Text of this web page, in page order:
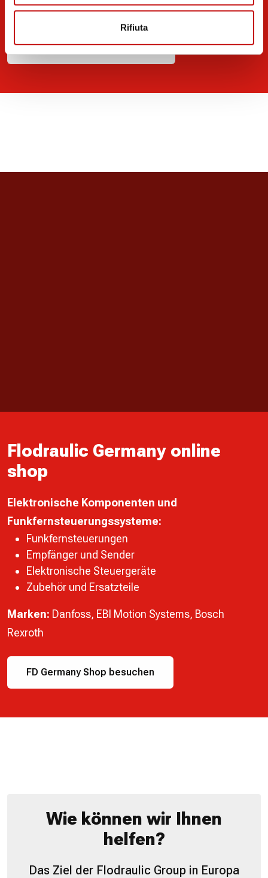
Rifiuta
Wika, Marzocchi Pompe, Stopflex
FD Industrial Shop besuchen
Flodraulic Germany online
shop
Elektronische Komponenten und
Funkfernsteuerungssysteme:
Funkfernsteuerungen
Empfänger und Sender
Elektronische Steuergeräte
Zubehör und Ersatzteile
Marken: Danfoss, EBI Motion Systems, Bosch
Rexroth
FD Germany Shop besuchen
Wie können wir Ihnen
helfen?
Das Ziel der Flodraulic Group in Europa